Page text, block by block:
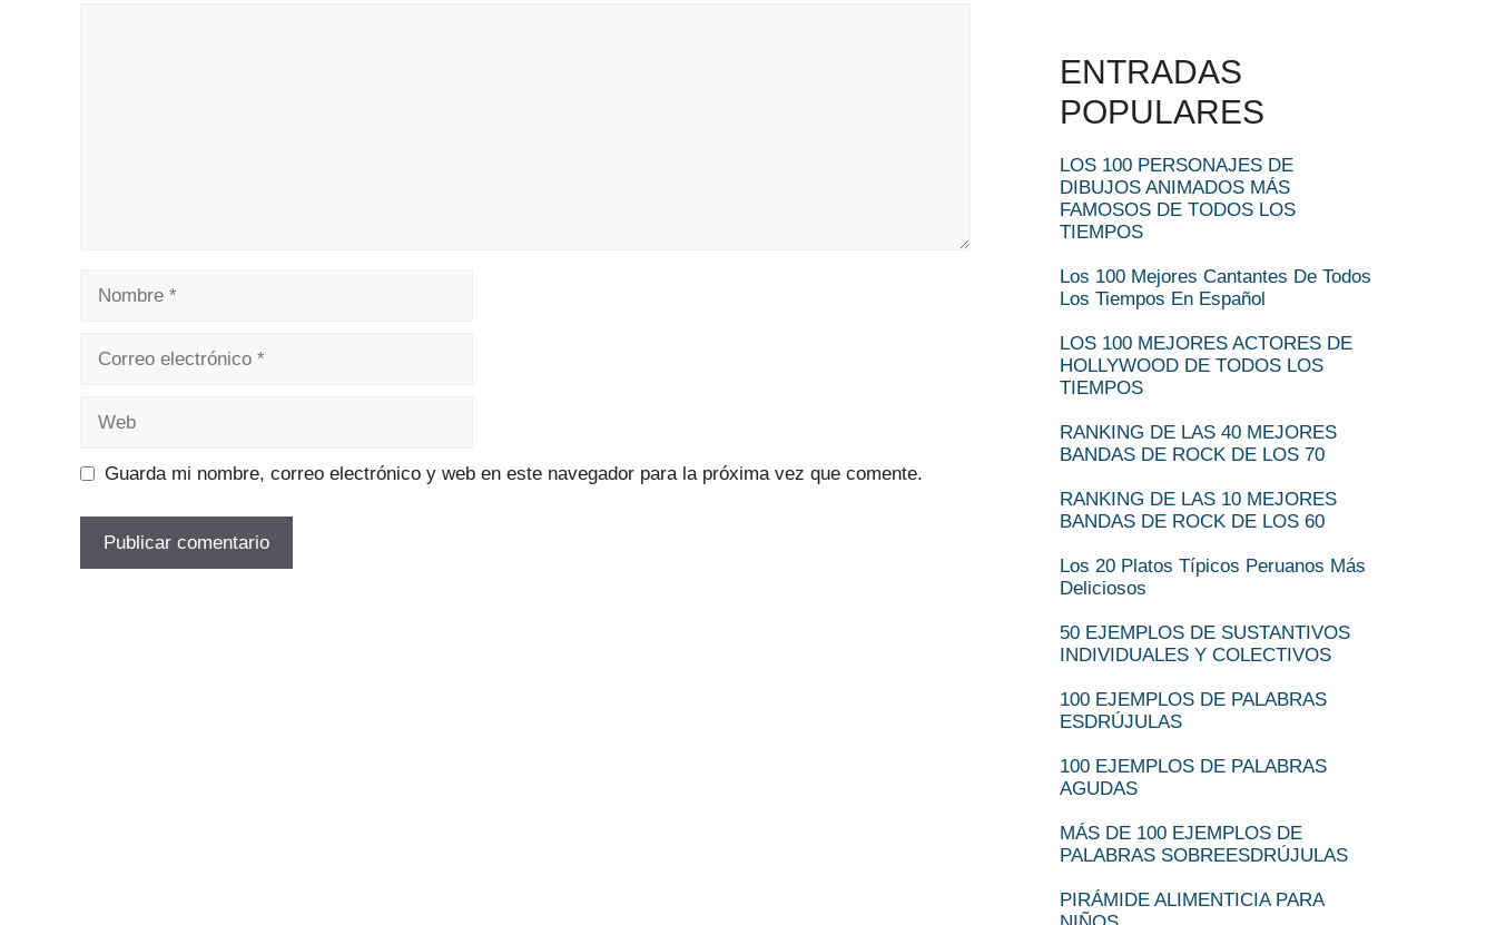
Guarda mi nombre, correo electrónico y web en este navegador para la próxima vez que comente.
ENTRADAS
POPULARES
LOS 100 PERSONAJES DE
DIBUJOS ANIMADOS MÁS
FAMOSOS DE TODOS LOS
TIEMPOS
Los 100 Mejores Cantantes De Todos
Los Tiempos En Español
LOS 100 MEJORES ACTORES DE
HOLLYWOOD DE TODOS LOS
TIEMPOS
RANKING DE LAS 40 MEJORES
BANDAS DE ROCK DE LOS 70
RANKING DE LAS 10 MEJORES
BANDAS DE ROCK DE LOS 60
Los 20 Platos Típicos Peruanos Más
Deliciosos
50 EJEMPLOS DE SUSTANTIVOS
INDIVIDUALES Y COLECTIVOS
100 EJEMPLOS DE PALABRAS
ESDRÚJULAS
100 EJEMPLOS DE PALABRAS
AGUDAS
MÁS DE 100 EJEMPLOS DE
PALABRAS SOBREESDRÚJULAS
PIRÁMIDE ALIMENTICIA PARA